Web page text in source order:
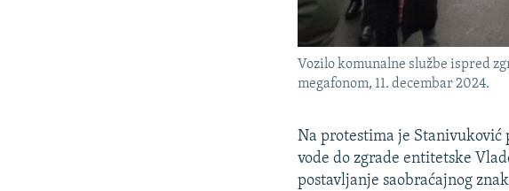
Vozilo komunalne službe ispred
megafonom, 11. decembar 2024.
Na protestima je Stanivuković
vode do zgrade entitetske
postavljanje saobraćajnog